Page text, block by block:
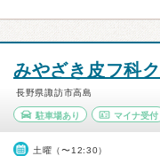
みやざき皮フ科
長野県諏訪市高島
駐車場あり マイナ受付
土曜（〜12:30）